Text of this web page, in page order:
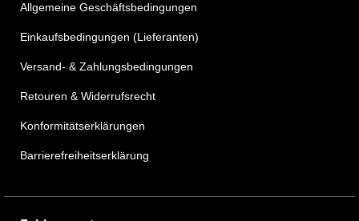
Allgemeine Geschäftsbedingungen
Einkaufsbedingungen (Lieferanten)
Versand- & Zahlungsbedingungen
Retouren & Widerrufsrecht
Konformitätserklärungen
Barrierefreiheitserklärung